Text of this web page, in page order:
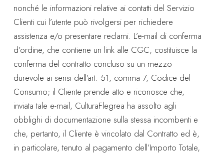
nonché le informazioni relative ai contatti del Servizio
Clienti cui l’utente può rivolgersi per richiedere
assistenza e/o presentare reclami. L’e-mail di conferma
d’ordine, che contiene un link alle CGC, costituisce la
conferma del contratto concluso su un mezzo
durevole ai sensi dell’art. 51, comma 7, Codice del
Consumo; il Cliente prende atto e riconosce che,
inviata tale e-mail, CulturaFlegrea ha assolto agli
obblighi di documentazione sulla stessa incombenti e
che, pertanto, il Cliente è vincolato dal Contratto ed è,
in particolare, tenuto al pagamento dell’Importo Totale,